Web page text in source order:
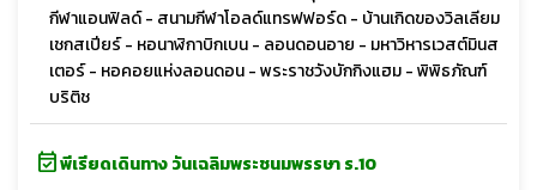
กีฬาแอนฟิลด์ - สนามกีฬาโอลด์แทรฟฟอร์ด - บ้านเกิดของวิลเลียม
เชกสเปียร์ - หอนาฬิกาบิกเบน - ลอนดอนอาย - มหาวิหารเวสต์มินส
เตอร์ - หอคอยแห่งลอนดอน - พระราชวังบักกิงแฮม - พิพิธภัณฑ์
บริติช
event_availableพีเรียดเดินทาง วันเฉลิมพระชนมพรรษา ร.10